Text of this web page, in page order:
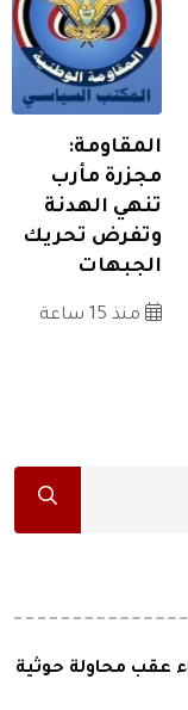
المقاومة:
مجزرة مأرب
تنهي الهدنة
وتفرض تحريك
الجبهات
منذ 15 ساعة
عقب محاولة حوثية